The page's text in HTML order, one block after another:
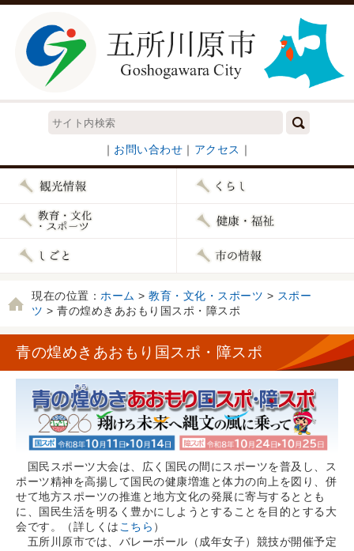
｜ お問い合わせ ｜ アクセス ｜
現在の位置： ホーム > 教育・文化・スポーツ > スポー
ツ > 青の煌めきあおもり国スポ・障スポ
青の煌めきあおもり国スポ・障スポ
国民スポーツ大会は、広く国民の間にスポーツを普及し、ス
ポーツ精神を高揚して国民の健康増進と体力の向上を図り、併
せて地方スポーツの推進と地方文化の発展に寄与するととも
に、国民生活を明るく豊かにしようとすることを目的とする大
会です。（詳しくは こちら ）
五所川原市では、バレーボール（成年女子）競技が開催予定